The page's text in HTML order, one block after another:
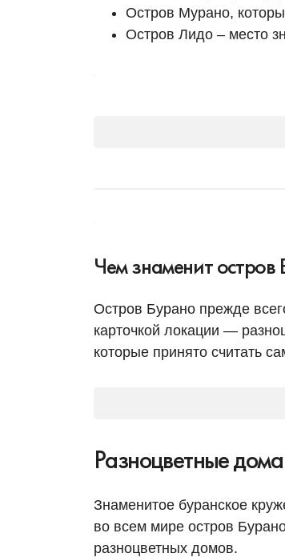
Остров Мурано,
Остров Лидо – место
Чем знаменит
Остров Бурано прежде
карточкой локации —
которые принято считать
Разноцветные
Знаменитое буранское
во всем мире остров
разноцветных домов.